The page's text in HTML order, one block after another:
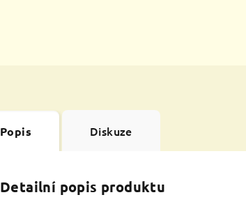
Popis Diskuze
Detailní popis produktu